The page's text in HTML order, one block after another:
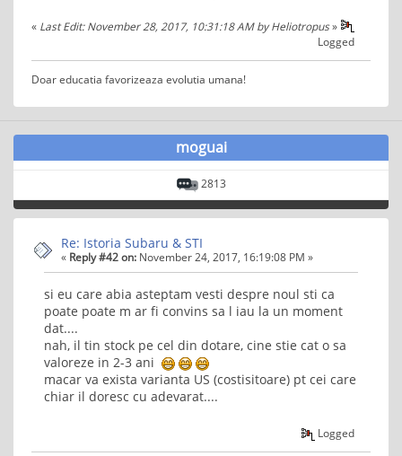
« Last Edit: November 28, 2017, 10:31:18 AM by Heliotropus»
Logged
Doar educatia favorizeaza evolutia umana!
moguai
2813
Re: Istoria Subaru & STI
« Reply #42 on: November 24, 2017, 16:19:08 PM »
si eu care abia asteptam vesti despre noul sti ca
poate poate m ar fi convins sa l iau la un moment
dat....
nah, il tin stock pe cel din dotare, cine stie cat o sa
valoreze in 2-3 ani
macar va exista varianta US (costisitoare) pt cei care
chiar il doresc cu adevarat....
Logged